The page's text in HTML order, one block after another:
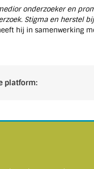
onderzoeker en
Stigma en herstel
hij in samenwerking
platform: